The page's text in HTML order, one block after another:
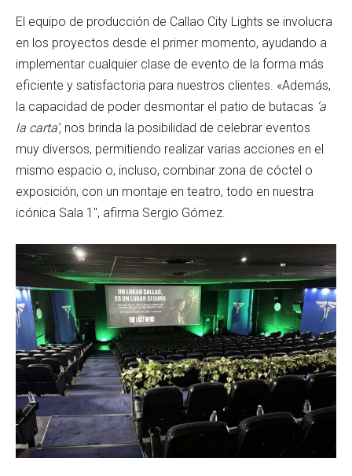
El equipo de producción de Callao City Lights se involucra
en los proyectos desde el primer momento, ayudando a
implementar cualquier clase de evento de la forma más
eficiente y satisfactoria para nuestros clientes. «Además,
la capacidad de poder desmontar el patio de butacas ‘a
la carta’, nos brinda la posibilidad de celebrar eventos
muy diversos, permitiendo realizar varias acciones en el
mismo espacio o, incluso, combinar zona de cóctel o
exposición, con un montaje en teatro, todo en nuestra
icónica Sala 1″, afirma Sergio Gómez.